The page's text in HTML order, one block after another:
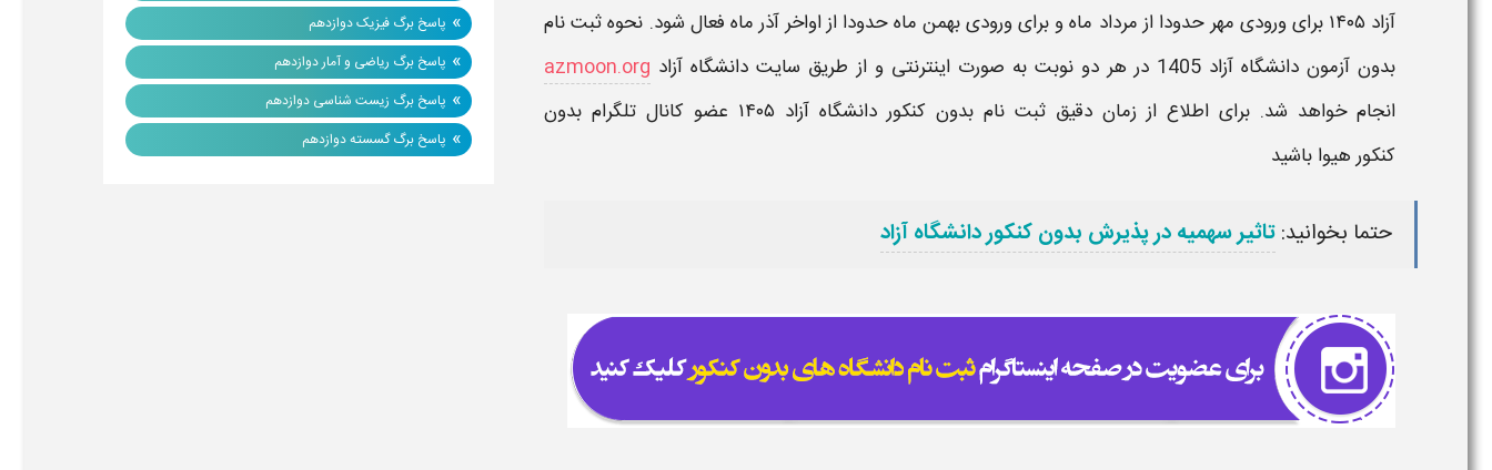
آزاد ۱۴۰۵
برای ورودی مهرحدودا از مرداد ماه و برای ورودیبهمنماه حدودا از اواخر آذر ماه فعال شود. نحوه ثبت نام
بدون آزمون دانشگاه آزاد1405 در هر دو نوبت به صورتاینترنتیو از طریق سایت دانشگاه آزاد azmoon.org
انجام خواهد شد. برای اطلاع از زمان دقیق ثبت نام بدون کنکور دانشگاه آزاد ۱۴۰۵ عضو کانال تلگرام بدون
کنکور هیوا باشید
حتما بخوانید:تاثیر سهمیه در پذیرش بدون کنکور دانشگاه آزاد
» پاسخ برگ فیزیک دوازدهم
» پاسخ برگ ریاضی و آمار دوازدهم
» پاسخ برگ زیست شناسی دوازدهم
» پاسخ برگ گسسته دوازدهم